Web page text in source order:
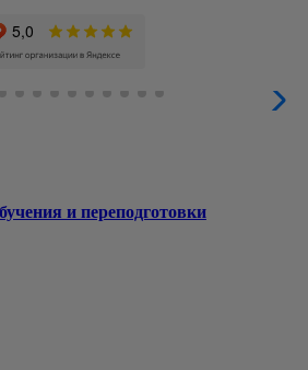
и переподготовки